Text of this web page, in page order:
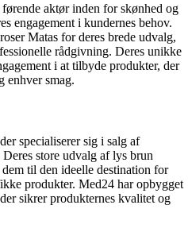
aktør inden for skønhed og
engagement i kundernes behov.
Matas for deres brede udvalg,
rådgivning. Deres unikke
i at tilbyde produkter, der
enhver smag.
specialiserer sig i salg af
store udvalg af lys brun
til den ideelle destination for
produkter. Med24 har opbygget
sikrer produkternes kvalitet og